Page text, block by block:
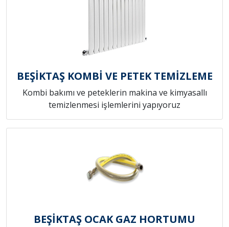
BEŞİKTAŞ KOMBİ VE PETEK TEMİZLEME
Kombi bakımı ve peteklerin makina ve kimyasallı
temizlenmesi işlemlerini yapıyoruz
BEŞİKTAŞ OCAK GAZ HORTUMU